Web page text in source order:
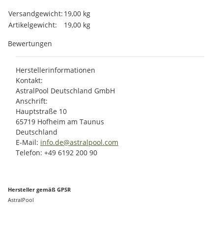
Produkteigenschaft
Wert
Versandgewicht: 19,00 kg
Artikelgewicht:
19,00 kg
Bewertungen
Herstellerinformationen
Kontakt:
AstralPool Deutschland GmbH
Anschrift:
Hauptstraße 10
65719 Hofheim am Taunus
Deutschland
E-Mail: info.de@astralpool.com
Telefon: +49 6192 200 90
Hersteller gemäß GPSR
AstralPool